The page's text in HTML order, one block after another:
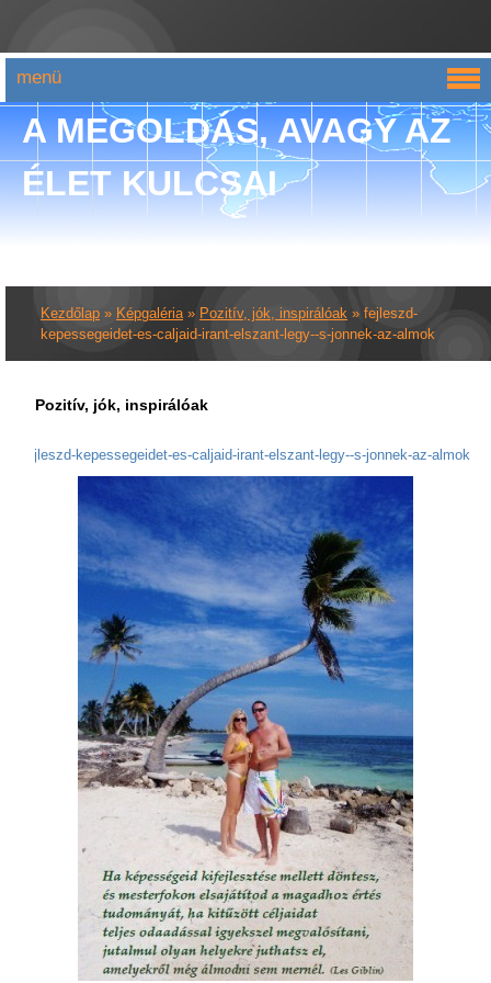
A MEGOLDÁS, AVAGY AZ
ÉLET KULCSAI
Kezdőlap » Képgaléria» Pozitív, jók, inspirálóak » fejleszd-
kepessegeidet-es-caljaid-irant-elszant-legy--s-jonnek-az-almok
Pozitív, jók, inspirálóak
fejleszd-kepessegeidet-es-caljaid-irant-elszant-legy--s-jonnek-az-almok
menü